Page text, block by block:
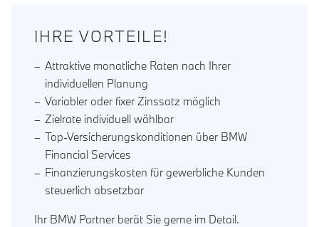
IHRE VORTEILE!
Attraktive monatliche Raten nach Ihrer
individuellen Planung
Variabler oder fixer Zinssatz möglich
Zielrate individuell wählbar
Top-Versicherungskonditionen über BMW
Financial Services
Finanzierungskosten für gewerbliche Kunden
steuerlich absetzbar
Ihr BMW Partner berät Sie gerne im Detail.